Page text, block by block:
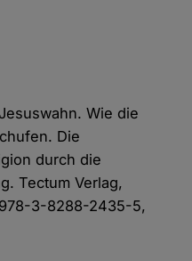
Wie die
Die
durch die
Tectum Verlag,
3-8288-2435-5,